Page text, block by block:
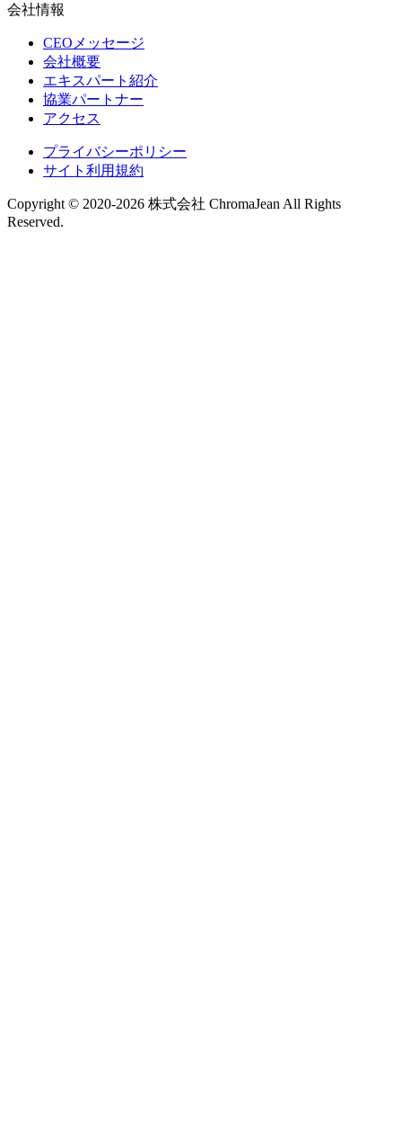
会社情報
CEOメッセージ
会社概要
エキスパート紹介
協業パートナー
アクセス
プライバシーポリシー
サイト利用規約
Copyright © 2020-2026 株式会社 ChromaJean All Rights
Reserved.